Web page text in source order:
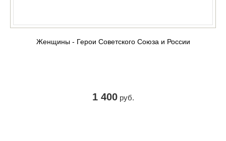
Женщины - Герои Советского Союза и России
1 400руб.